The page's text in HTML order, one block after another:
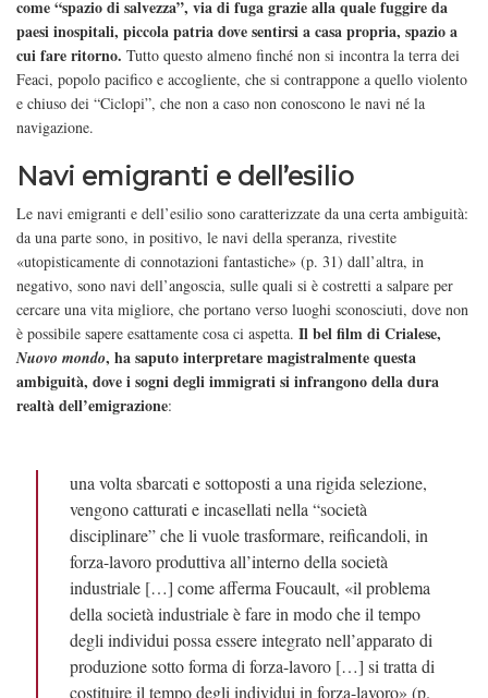
come “spazio di salvezza”, via di fuga grazie alla quale fuggire da
paesi inospitali, piccola patria dove sentirsi a casa propria, spazio a
cui fare ritorno. Tutto questo almeno finché non si incontra la terra dei
Feaci, popolo pacifico e accogliente, che si contrappone a quello violento
e chiuso dei “Ciclopi”, che non a caso non conoscono le navi né la
navigazione.
Navi emigranti e dell’esilio
Le navi emigranti e dell’esilio sono caratterizzate da una certa ambiguità:
da una parte sono, in positivo, le navi della speranza, rivestite
«utopisticamente di connotazioni fantastiche» (p. 31) dall’altra, in
negativo, sono navi dell’angoscia, sulle quali si è costretti a salpare per
cercare una vita migliore, che portano verso luoghi sconosciuti, dove non
è possibile sapere esattamente cosa ci aspetta. Il bel film di Crialese,
Nuovo mondo, ha saputo interpretare magistralmente questa
ambiguità, dove i sogni degli immigrati si infrangono della dura
realtà dell’emigrazione:
una volta sbarcati e sottoposti a una rigida selezione,
vengono catturati e incasellati nella “società
disciplinare” che li vuole trasformare, reificandoli, in
forza-lavoro produttiva all’interno della società
industriale […] come afferma Foucault, «il problema
della società industriale è fare in modo che il tempo
degli individui possa essere integrato nell’apparato di
produzione sotto forma di forza-lavoro […] si tratta di
costituire il tempo degli individui in forza-lavoro» (p.